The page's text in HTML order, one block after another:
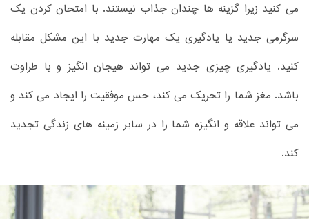
می کنید زیرا گزینه ها چندان جذاب نیستند. با امتحان کردن یک
سرگرمی جدید یا یادگیری یک مهارت جدید با این مشکل مقابله
کنید. یادگیری چیزی جدید می تواند هیجان انگیز و با طراوت
باشد. مغز شما را تحریک می کند، حس موفقیت را ایجاد می کند و
می تواند علاقه و انگیزه شما را در سایر زمینه های زندگی تجدید
کند.